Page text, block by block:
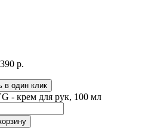
р.
в один клик
- крем для рук, 100 мл